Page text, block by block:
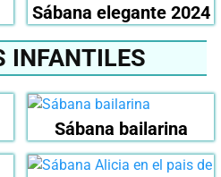
Sábana elegante 2024
INFANTILES
Sábana bailarina